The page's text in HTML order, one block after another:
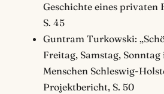
Geschichte eines privaten
S. 45
Guntram Turkowski:
Freitag, Samstag,
Menschen Schleswig-
Projektbericht, S. 50